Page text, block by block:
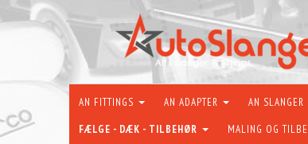
AN FITTINGS AN ADAPTER AN SLANGER
FÆLGE - DÆK - TILBEHØR MALING OG